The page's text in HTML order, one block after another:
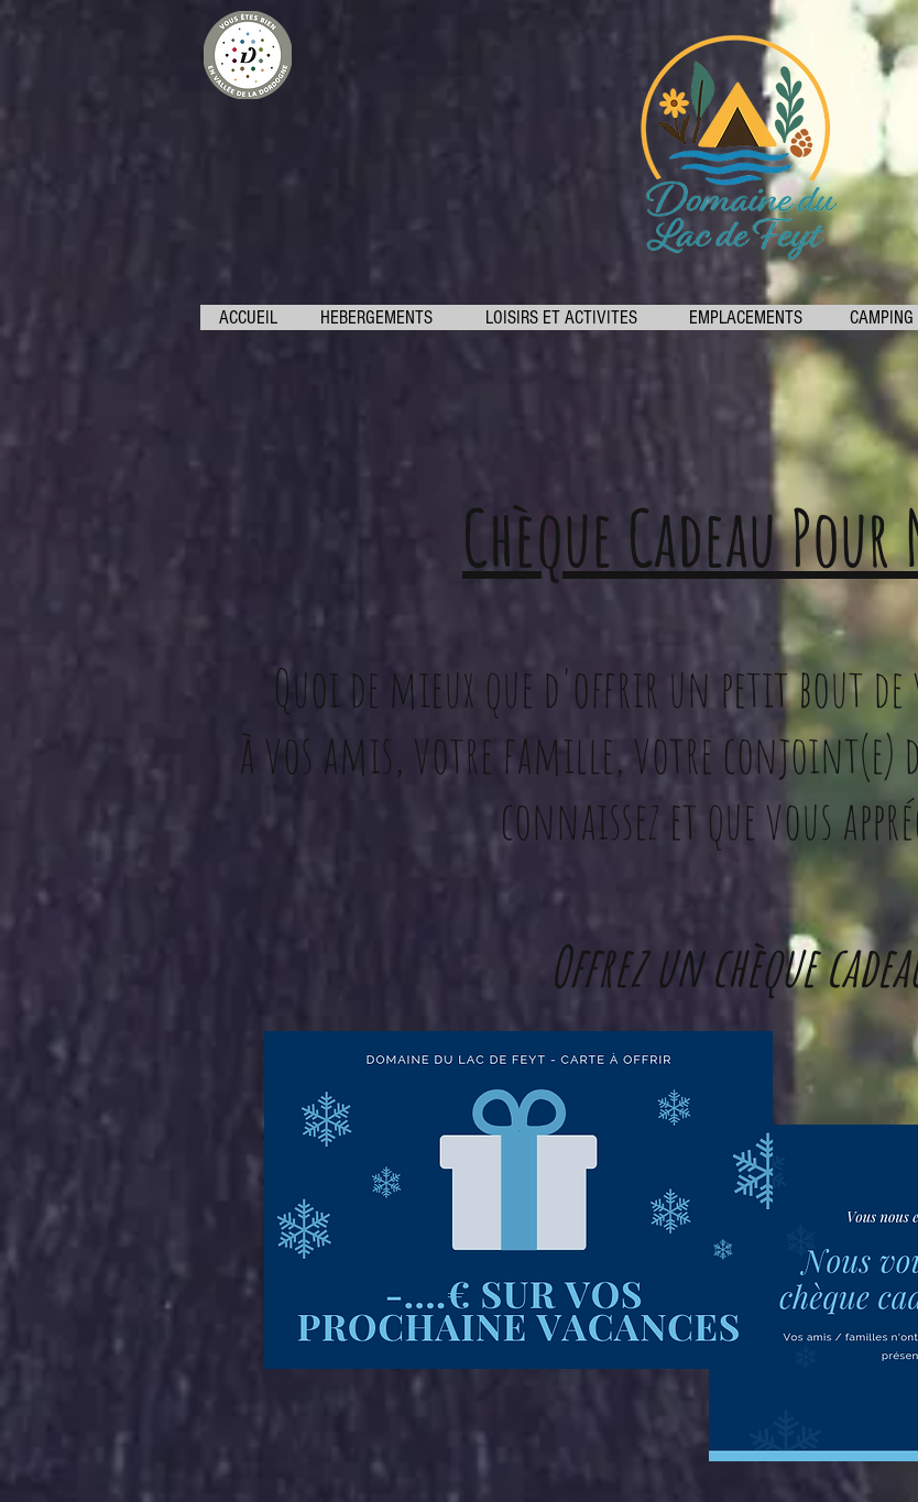
ACCUEIL HEBERGEMENTS LOISIRS ET ACTIVITES EMPLACEMENTS CAMPING
Quoi de mieux que d'offrir un petit bout de
à vos amis, votre famille, votre conjoint(e)
connaissez et que vous
Offrez un chèque
Chèque Cadeau